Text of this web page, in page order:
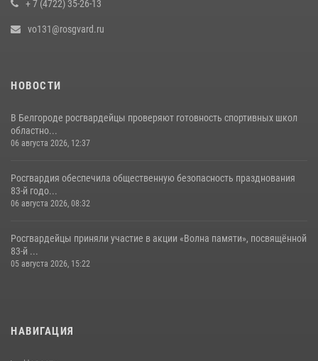
+ 7 (4722) 35-26-13
vo131@rosgvard.ru
НОВОСТИ
В Белгороде росгвардейцы проверяют готовность спортивных школ
областно...
06 августа 2026, 12:37
Росгвардия обеспечила общественную безопасность празднования
83-й годо...
06 августа 2026, 08:32
Росгвардейцы приняли участие в акции «Волна памяти», посвящённой
83‑й ...
05 августа 2026, 15:22
НАВИГАЦИЯ